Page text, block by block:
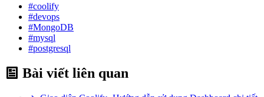
#coolify
#devops
#MongoDB
#mysql
#postgresql
Bài viết liên quan